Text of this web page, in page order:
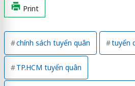
Print
chính sách tuyển quân tuyển
TP.HCM tuyển quân